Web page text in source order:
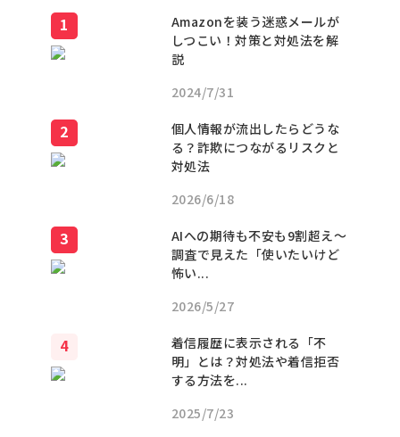
Amazonを装う迷惑メールが
しつこい！対策と対処法を解
説
2024/7/31
個人情報が流出したらどうな
る？詐欺につながるリスクと
対処法
2026/6/18
AIへの期待も不安も9割超え〜
調査で見えた「使いたいけど
怖い...
2026/5/27
着信履歴に表示される「不
明」とは？対処法や着信拒否
する方法を...
2025/7/23